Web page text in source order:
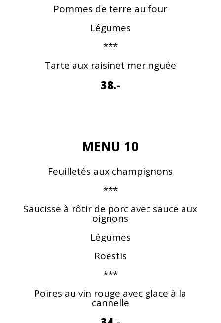
Pommes de terre au four
Légumes
***
Tarte aux raisinet meringuée
38.-
MENU 10
Feuilletés aux champignons
***
Saucisse à rôtir de porc avec sauce aux
oignons
Légumes
Roestis
***
Poires au vin rouge avec glace à la
cannelle